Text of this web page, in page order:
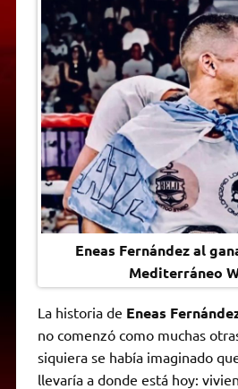
t
s
A
p
p
g
r
a
m
e
r
e
b
o
o
k
s
e
n
g
e
r
L
n
k
l
n
t
F
r
i
e
n
d
l
y
Eneas Fernández al
Mediterráneo
La historia de Eneas
no comenzó como muchas
siquiera se había imaginado
llevaría a donde está hoy: